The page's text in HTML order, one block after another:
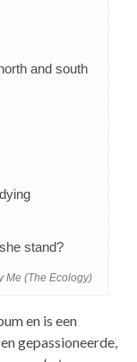
and south
stand?
Me (The Ecology)
en is een
gepassioneerde,